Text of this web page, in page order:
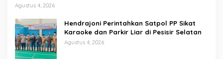
Agustus 4, 2026
Hendrajoni Perintahkan Satpol PP Sikat
Karaoke dan Parkir Liar di Pesisir Selatan
Agustus 4, 2026